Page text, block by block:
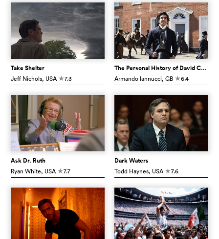
Take Shelter
Jeff Nichols, USA c7.3
The Personal History of David Copperfield
Armando Iannucci, GB c6.4
Ask Dr. Ruth
Ryan White, USA c7.7
Dark Waters
Todd Haynes, USA c7.6